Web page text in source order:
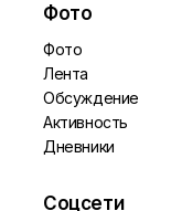
Фото
Фото
Лента
Обсуждение
Активность
Дневники
Соцсети